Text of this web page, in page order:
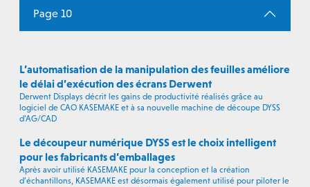
Page 10
L’automatisation de la manipulation des feuilles améliore
le délai d’exécution des écrans Derwent
Derwent Displays décrit les gains de productivité réalisés grâce au
logiciel de CAO KASEMAKE et à sa nouvelle machine de découpe DYSS
d’AG/CAD
Le découpeur numérique DYSS est le choix intelligent
pour les fabricants d’emballages
Après avoir utilisé KASEMAKE pour la conception et la création
d’échantillons, KASEMAKE est désormais également utilisé pour piloter le